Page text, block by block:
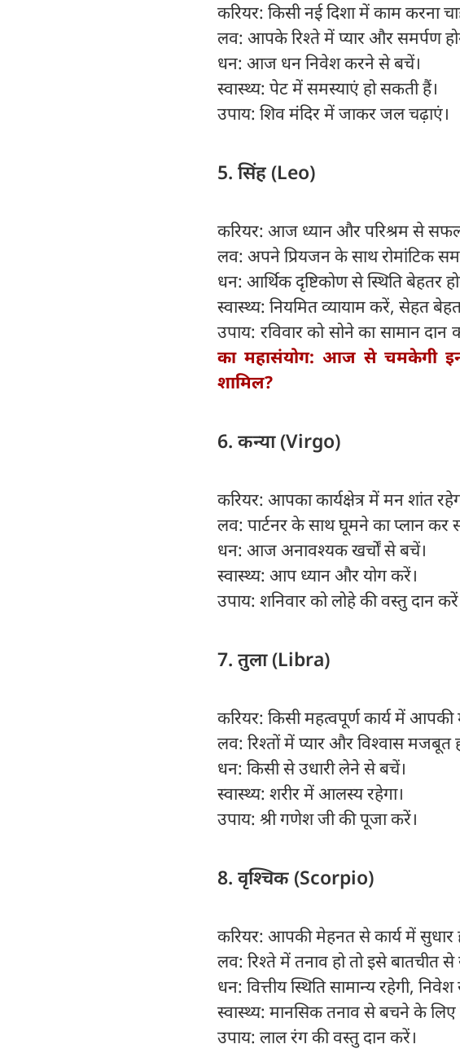
करियर: किसी नई दिशा में काम करना
लव: आपके रिश्ते में प्यार और समर्पण
धन: आज धन निवेश करने से बचें।
स्वास्थ्य: पेट में समस्याएं हो सकती हैं।
उपाय: शिव मंदिर में जाकर जल चढ़ाएं।
5. सिंह (Leo)
करियर: आज ध्यान और परिश्रम से
लव: अपने प्रियजन के साथ रोमांटिक
धन: आर्थिक दृष्टिकोण से स्थिति बेहतर
स्वास्थ्य: नियमित व्यायाम करें, सेहत
उपाय: रविवार को सोने का सामान दान
का महासंयोग: आज से चमकेगी इन
शामिल?
6. कन्या (Virgo)
करियर: आपका कार्यक्षेत्र में मन शांत
लव: पार्टनर के साथ घूमने का प्लान कर
धन: आज अनावश्यक खर्चों से बचें।
स्वास्थ्य: आप ध्यान और योग करें।
उपाय: शनिवार को लोहे की वस्तु दान
7. तुला (Libra)
करियर: किसी महत्वपूर्ण कार्य में आपकी
लव: रिश्तों में प्यार और विश्वास मजबूत
धन: किसी से उधारी लेने से बचें।
स्वास्थ्य: शरीर में आलस्य रहेगा।
उपाय: श्री गणेश जी की पूजा करें।
8. वृश्चिक (Scorpio)
करियर: आपकी मेहनत से कार्य में सुधार
लव: रिश्ते में तनाव हो तो इसे बातचीत
धन: वित्तीय स्थिति सामान्य रहेगी,
स्वास्थ्य: मानसिक तनाव से बचने के लिए
उपाय: लाल रंग की वस्तु दान करें।